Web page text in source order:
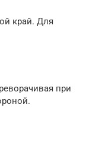
край. Для
при